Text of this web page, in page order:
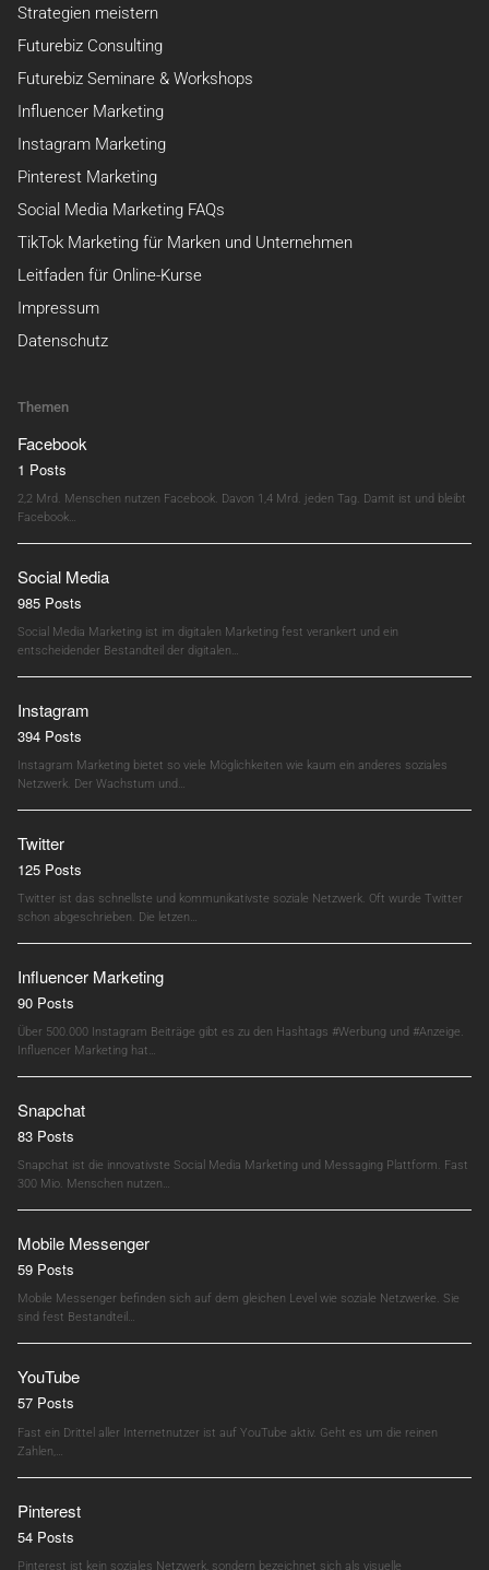
Strategien meistern
Futurebiz Consulting
Futurebiz Seminare & Workshops
Influencer Marketing
Instagram Marketing
Pinterest Marketing
Social Media Marketing FAQs
TikTok Marketing für Marken und Unternehmen
Leitfaden für Online-Kurse
Impressum
Datenschutz
Themen
Facebook
1 Posts
2,2 Mrd. Menschen nutzen Facebook. Davon 1,4 Mrd. jeden Tag. Damit ist und bleibt
Facebook…
Social Media
985 Posts
Social Media Marketing ist im digitalen Marketing fest verankert und ein
entscheidender Bestandteil der digitalen…
Instagram
394 Posts
Instagram Marketing bietet so viele Möglichkeiten wie kaum ein anderes soziales
Netzwerk. Der Wachstum und…
Twitter
125 Posts
Twitter ist das schnellste und kommunikativste soziale Netzwerk. Oft wurde Twitter
schon abgeschrieben. Die letzen…
Influencer Marketing
90 Posts
Über 500.000 Instagram Beiträge gibt es zu den Hashtags #Werbung und #Anzeige.
Influencer Marketing hat…
Snapchat
83 Posts
Snapchat ist die innovativste Social Media Marketing und Messaging Plattform. Fast
300 Mio. Menschen nutzen…
Mobile Messenger
59 Posts
Mobile Messenger befinden sich auf dem gleichen Level wie soziale Netzwerke. Sie
sind fest Bestandteil…
YouTube
57 Posts
Fast ein Drittel aller Internetnutzer ist auf YouTube aktiv. Geht es um die reinen
Zahlen,…
Pinterest
54 Posts
Pinterest ist kein soziales Netzwerk, sondern bezeichnet sich als visuelle